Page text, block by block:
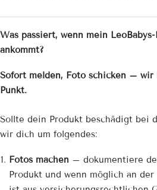
Was passiert, wenn mein
ankommt?
Sofort melden, Foto schicken – wir
Punkt.
Sollte dein Produkt beschädigt bei
wir dich um folgendes:
Fotos machen – dokumentiere
Produkt und wenn möglich an der